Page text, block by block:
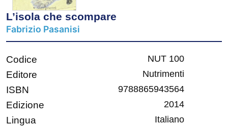
L’isola che scompare
Fabrizio Pasanisi
Codice NUT 100
Editore Nutrimenti
ISBN 9788865943564
Edizione 2014
Lingua Italiano